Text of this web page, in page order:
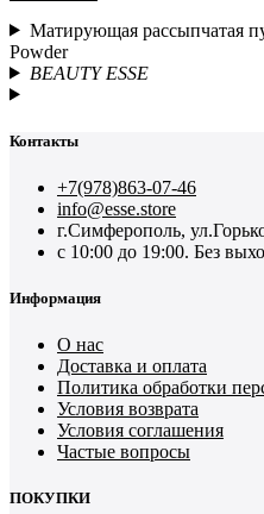
Матирующая рассыпчатая
Powder
BEAUTY ESSE
Контакты
+7(978)863-07-46
info@esse.store
г.Симферополь,
с 10:00 до 19:00. Без
Информация
О нас
Доставка и оплата
Политика обработки
Условия возврата
Условия соглашения
Частые вопросы
ПОКУПКИ